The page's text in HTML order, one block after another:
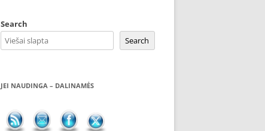
Search
Search
JEI NAUDINGA – DALINAMĖS